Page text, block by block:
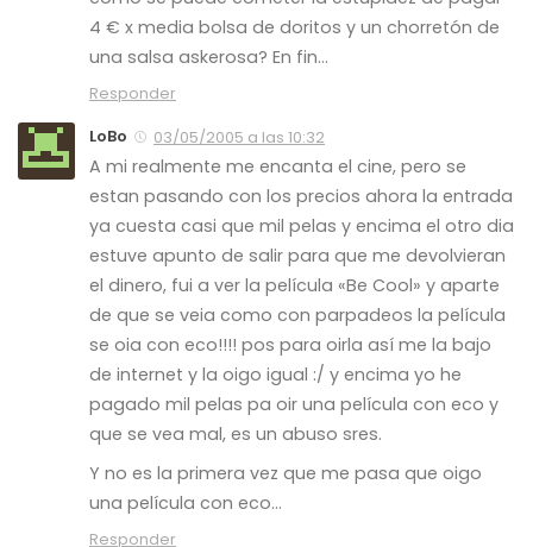
4 € x media bolsa de doritos y un chorretón de
una salsa askerosa? En fin…
Responder
LoBo
03/05/2005 a las 10:32
A mi realmente me encanta el cine, pero se
estan pasando con los precios ahora la entrada
ya cuesta casi que mil pelas y encima el otro dia
estuve apunto de salir para que me devolvieran
el dinero, fui a ver la película «Be Cool» y aparte
de que se veia como con parpadeos la película
se oia con eco!!!! pos para oirla así me la bajo
de internet y la oigo igual :/ y encima yo he
pagado mil pelas pa oir una película con eco y
que se vea mal, es un abuso sres.
Y no es la primera vez que me pasa que oigo
una película con eco…
Responder